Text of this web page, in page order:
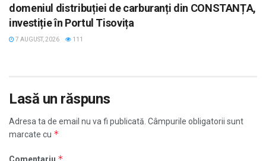
domeniul distribuției de carburanți din CONSTANȚA,
investiție în Portul Tisovița
7 AUGUST, 2026 111
Lasă un răspuns
Adresa ta de email nu va fi publicată. Câmpurile obligatorii sunt
marcate cu *
Comentariu *